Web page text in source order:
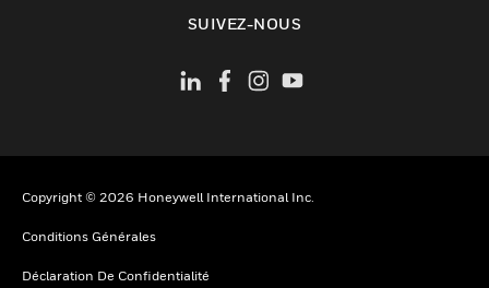
SUIVEZ-NOUS
Copyright © 2026 Honeywell International Inc.
Conditions Générales
Déclaration De Confidentialité